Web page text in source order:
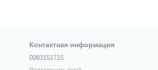
Контактная информация
0983151715